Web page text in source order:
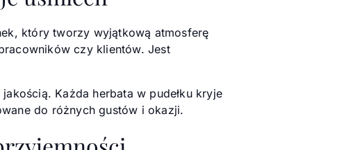
który tworzy wyjątkową atmosferę
czy klientów. Jest
Każda herbata w pudełku kryje
do różnych gustów i okazji.